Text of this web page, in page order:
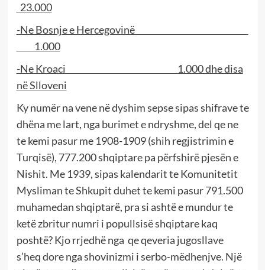
23.000
-Ne Bosnje e Hercegovinë
1.000
-Ne Kroaci 1.000 dhe disa
në Slloveni
Ky numër na vene në dyshim sepse sipas shifrave te
dhëna me lart, nga burimet e ndryshme, del qe ne
te kemi pasur me 1908-1909 (shih regjistrimin e
Turqisë), 777.200 shqiptare pa përfshirë pjesën e
Nishit. Me 1939, sipas kalendarit te Komunitetit
Mysliman te Shkupit duhet te kemi pasur 791.500
muhamedan shqiptarë, pra si ashtë e mundur te
ketë zbritur numri i popullsisë shqiptare kaq
poshtë? Kjo rrjedhë nga qe qeveria jugosllave
s’heq dore nga shovinizmi i serbo-mëdhenjve. Një